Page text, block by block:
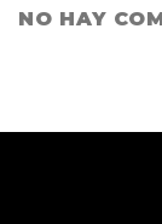
NO HAY